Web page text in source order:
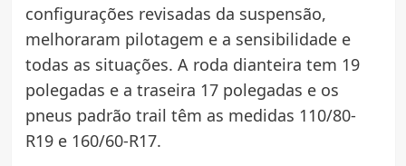
configurações revisadas da suspensão,
melhoraram pilotagem e a sensibilidade e
todas as situações. A roda dianteira tem 19
polegadas e a traseira 17 polegadas e os
pneus padrão trail têm as medidas 110/80-
R19 e 160/60-R17.